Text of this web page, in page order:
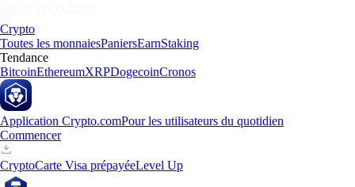
Crypto
Toutes les monnaiesPaniersEarnStaking
Tendance
BitcoinEthereumXRPDogecoinCronos
Application Crypto.comPour les utilisateurs du quotidien
Commencer
CryptoCarte Visa prépayéeLevel Up